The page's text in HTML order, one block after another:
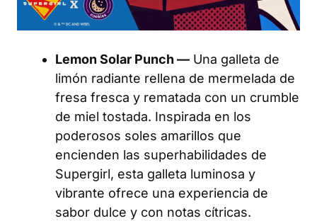
Lemon Solar Punch — Una galleta de
limón radiante rellena de mermelada de
fresa fresca y rematada con un crumble
de miel tostada. Inspirada en los
poderosos soles amarillos que
encienden las superhabilidades de
Supergirl, esta galleta luminosa y
vibrante ofrece una experiencia de
sabor dulce y con notas cítricas.